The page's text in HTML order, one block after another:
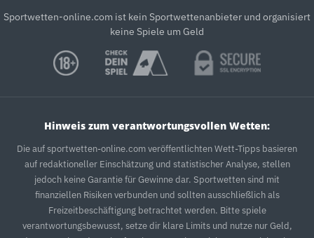
Sportwetten-online.com ist kein Sportwettenanbieter und organisiert
keine Spiele um Geld
Hinweis zum verantwortungsvollen Wetten:
Die auf sportwetten-online.com veröffentlichten Wett-Tipps basieren
auf redaktioneller Einschätzung und statistischer Analyse, stellen
jedoch keine Garantie für Gewinne dar. Sportwetten sind mit
finanziellen Risiken verbunden und sollten ausschließlich als
Freizeitbeschäftigung betrachtet werden. Bitte spiele
verantwortungsbewusst, setze dir klare Limits und nutze nur Geld,